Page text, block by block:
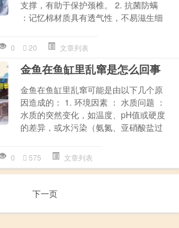
支撑，有助于保护颈椎。 2. 抗菌防螨
：记忆棉材质具有透气性，不易滋生细
0 20 文章列表
金鱼在鱼缸里乱窜是怎么回事
金鱼在鱼缸里乱窜可能是由以下几个原
因造成的： 1. 环境因素 ： 水质问题 ：
水质的突然变化，如温度、pH值或硬度
的差异，或水污染（氨氮、亚硝酸盐过
0 575 文章列表
下一页